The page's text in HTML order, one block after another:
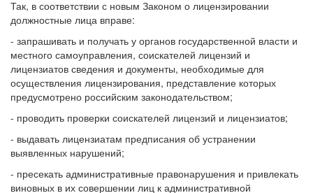
Так, в соответствии с новым Законом о лицензировании
должностные лица вправе:
- запрашивать и получать у органов государственной власти и
местного самоуправления, соискателей лицензий и
лицензиатов сведения и документы, необходимые для
осуществления лицензирования, представление которых
предусмотрено российским законодательством;
- проводить проверки соискателей лицензий и лицензиатов;
- выдавать лицензиатам предписания об устранении
выявленных нарушений;
- пресекать административные правонарушения и привлекать
виновных в их совершении лиц к административной